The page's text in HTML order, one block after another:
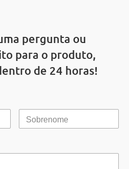
pergunta ou
para o produto,
de 24 horas!